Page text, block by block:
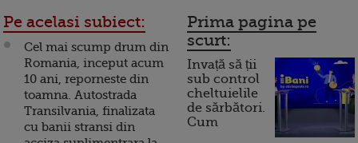
Pe acelasi subiect:
Cel mai scump drum din
Romania, inceput acum
10 ani, reporneste din
toamna. Autostrada
Transilvania, finalizata
cu banii stransi din
Prima pagina pe
scurt:
Invață să ții
sub control
cheltuielile
de sărbători.
Cum